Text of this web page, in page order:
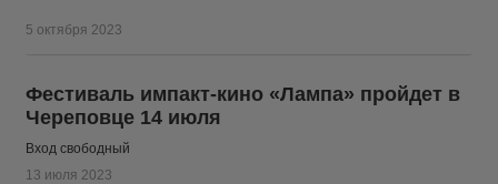
5 октября 2023
Фестиваль импакт-кино «Лампа» пройдет в
Череповце 14 июля
Вход свободный
13 июля 2023